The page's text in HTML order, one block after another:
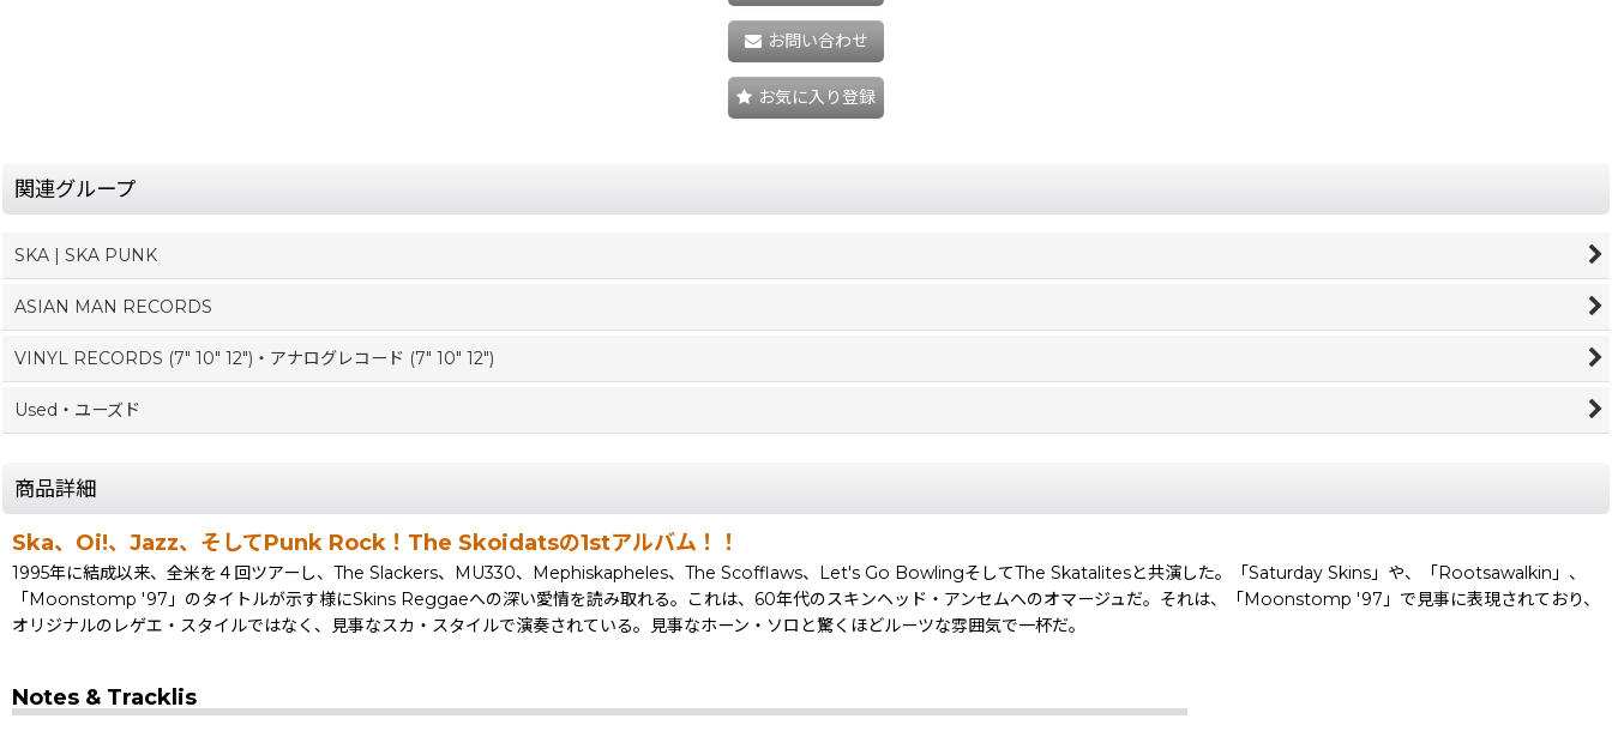
お問い合わせ
お気に入り登録
関連グループ
SKA | SKA PUNK
ASIAN MAN RECORDS
VINYL RECORDS (7" 10" 12")・アナログレコード (7" 10" 12")
Used・ユーズド
商品詳細
Ska、Oi!、Jazz、そしてPunk Rock！The Skoidatsの1stアルバム！！
1995年に結成以来、全米を４回ツアーし、The Slackers、MU330、Mephiskapheles、The Scofflaws、Let's Go BowlingそしてThe Skatalitesと共演した。「Saturday Skins」や、「Rootsawalkin」、
「Moonstomp '97」のタイトルが示す様にSkins Reggaeへの深い愛情を読み取れる。これは、60年代のスキンヘッド・アンセムへのオマージュだ。それは、「Moonstomp '97」で見事に表現されており、
オリジナルのレゲエ・スタイルではなく、見事なスカ・スタイルで演奏されている。見事なホーン・ソロと驚くほどルーツな雰囲気で一杯だ。
Notes & Tracklis